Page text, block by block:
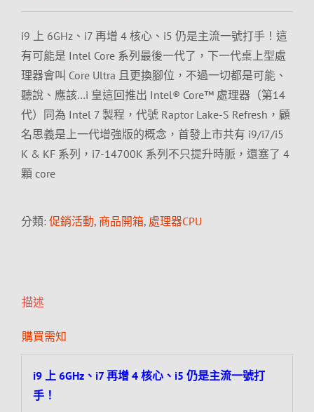
i9 上 6GHz、i7 再增 4 核心、i5 仍是主流一號打手！這
有可能是 Intel Core 系列最後一代了，下一代桌上型處
理器會叫 Core Ultra 且更換腳位，不過一切都是可能、
聽說、應該…i 皇這回推出 Intel® Core™ 處理器（第14
代）同為 Intel 7 製程，代號 Raptor Lake-S Refresh，顧
名思義是上一代增強版的概念，首發上市共有 i9/i7/i5
K & KF 系列，i7-14700K 系列不只提升時脈，還塞了 4
顆 core
分類: 促銷活動, 商品開箱, 處理器CPU
描述
購買需知
i9 上 6GHz、i7 再增 4 核心、i5 仍是主流一號打
手！